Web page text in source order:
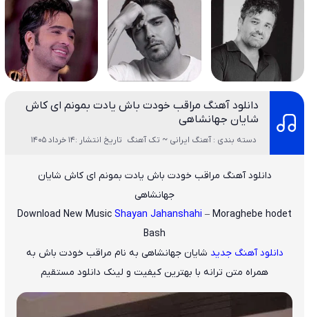
دانلود آهنگ مراقب خودت باش یادت بمونم ای کاش
شایان جهانشاهی
دسته بندی : آهنگ ایرانی ~ تک آهنگ تاریخ انتشار :14 خرداد 1405
دانلود آهنگ مراقب خودت باش یادت بمونم ای کاش شایان
جهانشاهی
Download New Music Shayan Jahanshahi – Moraghebe hodet
Bash
دانلود آهنگ جدید شایان جهانشاهی به نام مراقب خودت باش به
همراه متن ترانه با بهترین کیفیت و لینک دانلود مستقیم